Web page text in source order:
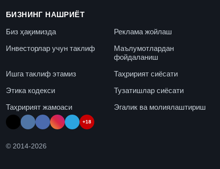
БИЗНИНГ НАШРИЁТ
Биз ҳақимизда
Реклама жойлаш
Инвесторлар учун таклиф
Маълумотлардан
фойдаланиш
Ишга таклиф этамиз
Таҳририят сиёсати
Этика кодекси
Тузатишлар сиёсати
Таҳририят жамоаси
Эгалик ва молиялаштириш
+18
© 2014-2026